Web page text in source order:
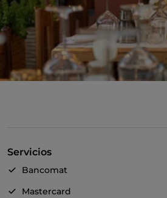
Servicios
Bancomat
Mastercard